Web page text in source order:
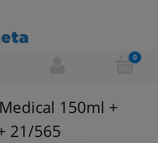
150ml +
21/565